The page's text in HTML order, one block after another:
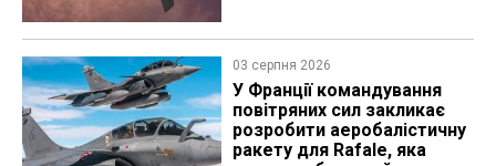
03 серпня 2026
У Франції командування
повітряних сил закликає
розробити аеробалістичну
ракету для Rafale, яка